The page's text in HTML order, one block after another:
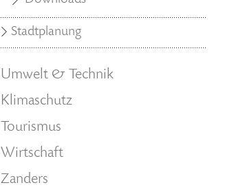
Stadtplanung
Umwelt & Technik
Klimaschutz
Tourismus
Wirtschaft
Zanders